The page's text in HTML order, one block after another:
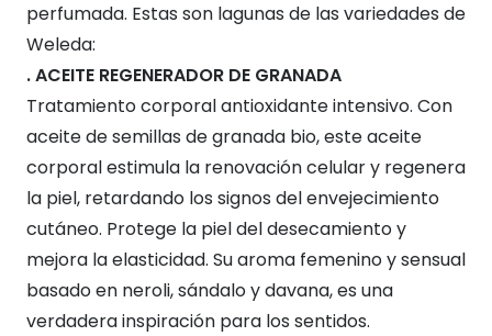
perfumada. Estas son lagunas de las variedades de
Weleda:
. ACEITE REGENERADOR DE GRANADA
Tratamiento corporal antioxidante intensivo. Con
aceite de semillas de granada bio, este aceite
corporal estimula la renovación celular y regenera
la piel, retardando los signos del envejecimiento
cutáneo. Protege la piel del desecamiento y
mejora la elasticidad. Su aroma femenino y sensual
basado en neroli, sándalo y davana, es una
verdadera inspiración para los sentidos.